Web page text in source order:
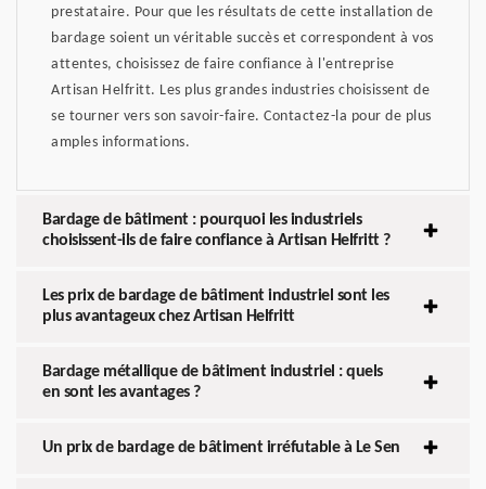
prestataire. Pour que les résultats de cette installation de
bardage soient un véritable succès et correspondent à vos
attentes, choisissez de faire confiance à l'entreprise
Artisan Helfritt. Les plus grandes industries choisissent de
se tourner vers son savoir-faire. Contactez-la pour de plus
amples informations.
Bardage de bâtiment : pourquoi les industriels
choisissent-ils de faire confiance à Artisan Helfritt ?
Les prix de bardage de bâtiment industriel sont les
plus avantageux chez Artisan Helfritt
Bardage métallique de bâtiment industriel : quels
en sont les avantages ?
Un prix de bardage de bâtiment irréfutable à Le Sen